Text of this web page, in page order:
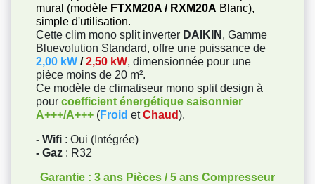
mural (modèle FTXM20A / RXM20A Blanc),
simple d'utilisation.
Cette clim mono split inverter DAIKIN , Gamme
Bluevolution Standard, offre une puissance de
2,00 kW /2,50 kW, dimensionnée pour une
pièce moins de 20 m².
Ce modèle de climatiseur mono split design à
pour coefficient énergétique saisonnier
A+++/A+++ (Froid etChaud).
- Wifi : Oui (Intégrée)
- Gaz : R32
Garantie : 3 ans Pièces / 5 ans Compresseur